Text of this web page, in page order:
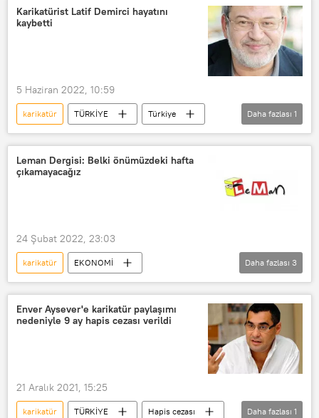
Le Canard Enchaine
Karikatürist Latif Demirci hayatını
kaybetti
5 Haziran 2022, 10:59
karikatür TÜRKİYE
Türkiye
Gazete
Daha fazlası 1
Leman Dergisi: Belki önümüzdeki hafta
çıkamayacağız
24 Şubat 2022, 23:03
karikatür
EKONOMİ
Leman Dergisi
Döviz
Euro
Dolar
Daha fazlası 3
Enver Aysever'e karikatür paylaşımı
nedeniyle 9 ay hapis cezası verildi
21 Aralık 2021, 15:25
karikatür TÜRKİYE
Hapis cezası
Daha fazlası 1